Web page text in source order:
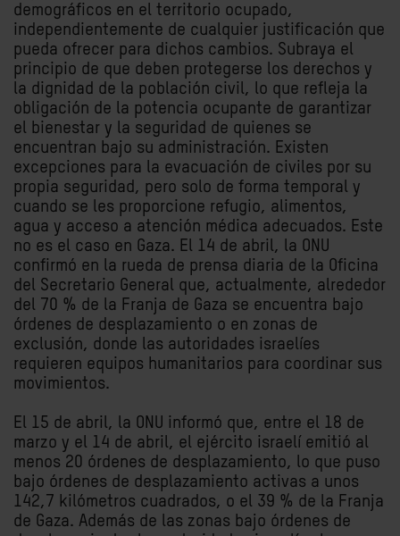
demográficos en el territorio ocupado,
independientemente de cualquier justificación que
pueda ofrecer para dichos cambios. Subraya el
principio de que deben protegerse los derechos y
la dignidad de la población civil, lo que refleja la
obligación de la potencia ocupante de garantizar
el bienestar y la seguridad de quienes se
encuentran bajo su administración. Existen
excepciones para la evacuación de civiles por su
propia seguridad, pero solo de forma temporal y
cuando se les proporcione refugio, alimentos,
agua y acceso a atención médica adecuados. Este
no es el caso en Gaza. El 14 de abril, la ONU
confirmó en la rueda de prensa diaria de la Oficina
del Secretario General que, actualmente, alrededor
del 70 % de la Franja de Gaza se encuentra bajo
órdenes de desplazamiento o en zonas de
exclusión, donde las autoridades israelíes
requieren equipos humanitarios para coordinar sus
movimientos.
El 15 de abril, la ONU informó que, entre el 18 de
marzo y el 14 de abril, el ejército israelí emitió al
menos 20 órdenes de desplazamiento, lo que puso
bajo órdenes de desplazamiento activas a unos
142,7 kilómetros cuadrados, o el 39 % de la Franja
de Gaza. Además de las zonas bajo órdenes de